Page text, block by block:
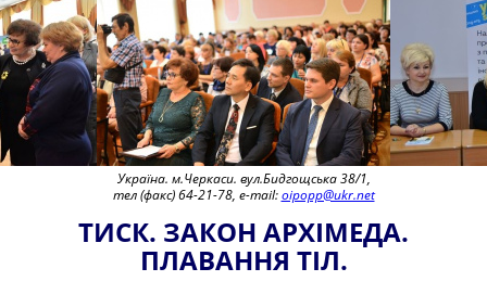
Україна. м.Черкаси. вул.Бидгощська 38/1,
тел (факс) 64-21-78, e-mail:oipopp@ukr.net
ТИСК. ЗАКОН АРХІМЕДА.
ПЛАВАННЯ ТІЛ.